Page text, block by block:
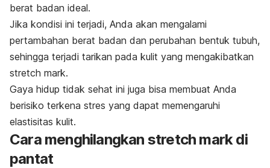
berat badan ideal.
Jika kondisi ini terjadi, Anda akan mengalami
pertambahan berat badan dan perubahan bentuk tubuh,
sehingga terjadi tarikan pada kulit yang mengakibatkan
stretch mark.
Gaya hidup tidak sehat ini juga bisa membuat Anda
berisiko terkena stres yang dapat memengaruhi
elastisitas kulit.
Cara menghilangkan stretch mark di
pantat